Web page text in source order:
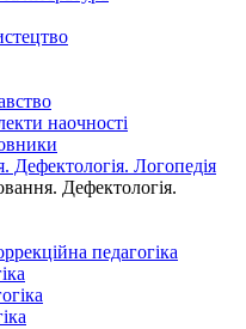
наочності
Дефектологія. Логопедія
Дефектологія.
педагогіка